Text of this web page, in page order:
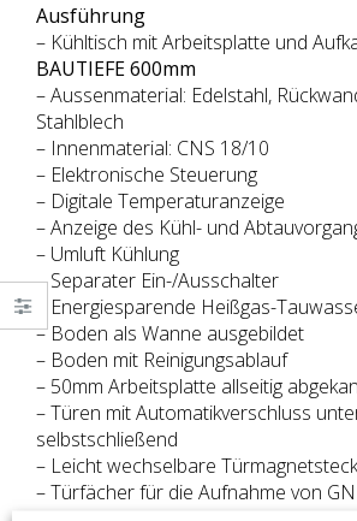
Ausführung
– Kühltisch mit Arbeitsplatte und
BAUTIEFE 600mm
– Aussenmaterial: Edelstahl,
Stahlblech
– Innenmaterial: CNS 18/10
– Elektronische Steuerung
– Digitale Temperaturanzeige
– Anzeige des Kühl- und
– Umluft Kühlung
– Separater Ein-/Ausschalter
– Energiesparende Heißgas-
– Boden als Wanne ausgebildet
– Boden mit Reinigungsablauf
– 50mm Arbeitsplatte allseitig
– Türen mit Automatikverschluss
selbstschließend
– Leicht wechselbare
– Türfächer für die Aufnahme von